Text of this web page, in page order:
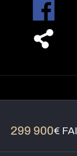
299 900€ FAI